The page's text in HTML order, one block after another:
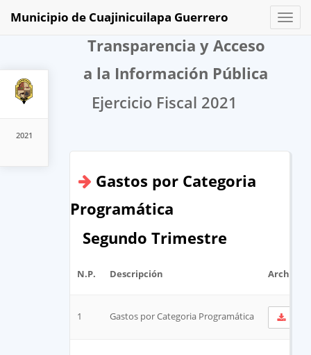
2021
Toggle
Municipio de Cuajinicuilapa Guerrero
Transparencia y Acceso
a la Información Pública
Ejercicio Fiscal 2021
Gastos por Categoria
Programática
Segundo Trimestre
N.P. Descripción Archivo
1 Gastos por Categoria Programática